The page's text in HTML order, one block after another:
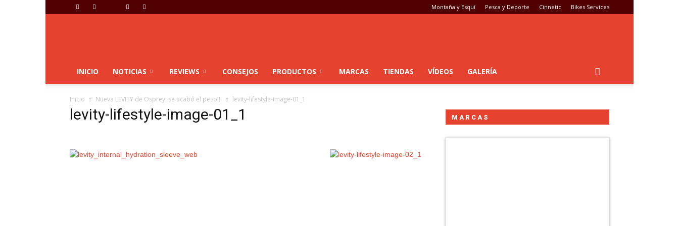
Montaña y Esquí Pesca y Deporte Cinnetic Bikes Services
INICIO NOTICIAS REVIEWS CONSEJOS PRODUCTOS MARCAS TIENDAS VÍDEOS GALERÍA
Inicio Nueva LEVITY de Osprey: se acabó el peso!!! levity-lifestyle-image-01_1
levity-lifestyle-image-01_1 MARCAS